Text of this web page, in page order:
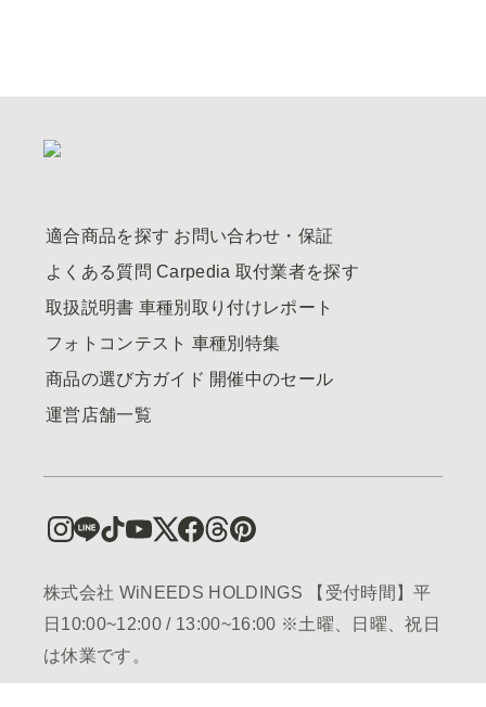
適合商品を探す お問い合わせ・保証
よくある質問 Carpedia 取付業者を探す
取扱説明書 車種別取り付けレポート
フォトコンテスト 車種別特集
商品の選び方ガイド 開催中のセール
運営店舗一覧
株式会社 WiNEEDS HOLDINGS 【受付時間】平
日10:00~12:00 / 13:00~16:00 ※土曜、日曜、祝日
は休業です。